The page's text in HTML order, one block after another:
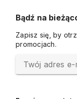
Bądź na
Zapisz się, by
promocjach.
Twój adres e-